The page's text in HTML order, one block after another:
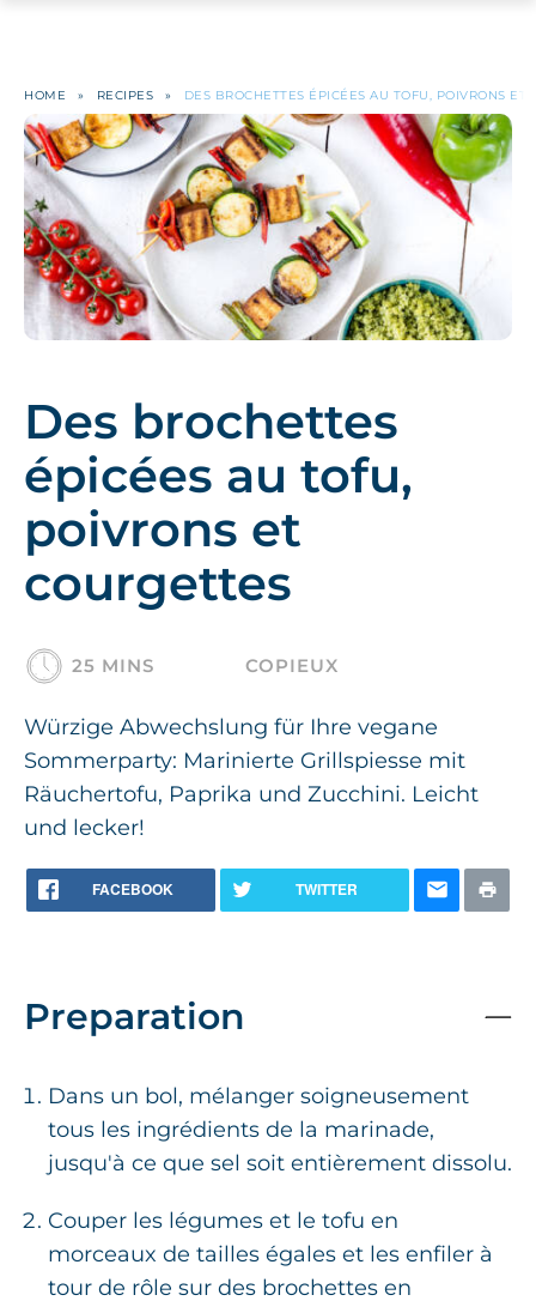
HOME » RECIPES » DES BROCHETTES ÉPICÉES AU TOFU, POIVRONS ET
Des brochettes
épicées au tofu,
poivrons et
courgettes
25 MINS COPIEUX
Würzige Abwechslung für Ihre vegane
Sommerparty: Marinierte Grillspiesse mit
Räuchertofu, Paprika und Zucchini. Leicht
und lecker!
FACEBOOK TWITTER
Preparation
Dans un bol, mélanger soigneusement
tous les ingrédients de la marinade,
jusqu'à ce que sel soit entièrement dissolu.
Couper les légumes et le tofu en
morceaux de tailles égales et les enfiler à
tour de rôle sur des brochettes en